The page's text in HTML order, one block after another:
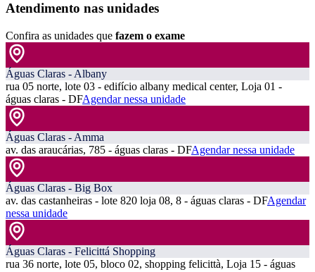
Atendimento nas unidades
Confira as unidades que fazem o exame
Águas Claras - Albany
rua 05 norte, lote 03 - edifício albany medical center, Loja 01 -
águas claras - DFAgendar nessa unidade
Águas Claras - Amma
av. das araucárias, 785 - águas claras - DFAgendar nessa unidade
Águas Claras - Big Box
av. das castanheiras - lote 820 loja 08, 8 - águas claras - DFAgendar
nessa unidade
Águas Claras - Felicittá Shopping
rua 36 norte, lote 05, bloco 02, shopping felicittà, Loja 15 - águas